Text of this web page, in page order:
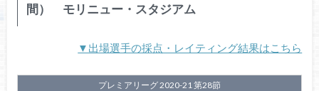
間） モリニュー・スタジアム
▼出場選手の採点・レイティング結果はこちら
プレミアリーグ 2020-21 第28節